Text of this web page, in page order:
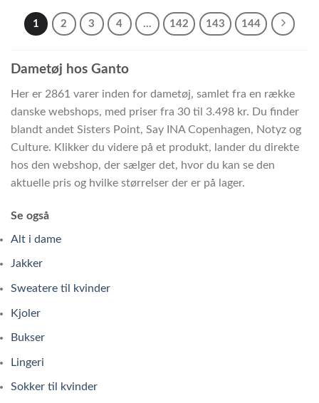
1 2 3 4 … 142 143 144
Dametøj hos Ganto
Her er 2861 varer inden for dametøj, samlet fra en række
danske webshops, med priser fra 30 til 3.498 kr. Du finder
blandt andet Sisters Point, Say INA Copenhagen, Notyz og
Culture. Klikker du videre på et produkt, lander du direkte
hos den webshop, der sælger det, hvor du kan se den
aktuelle pris og hvilke størrelser der er på lager.
Se også
Alt i dame
Jakker
Sweatere til kvinder
Kjoler
Bukser
Lingeri
Sokker til kvinder